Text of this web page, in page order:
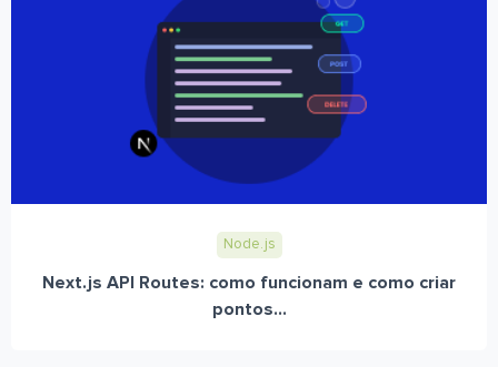
Node.js
Next.js API Routes: como funcionam e como criar
pontos...